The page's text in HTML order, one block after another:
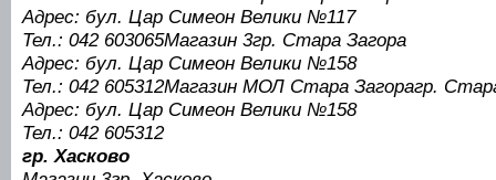
Адрес: бул. Цар Симеон Велики №117
Тел.: 042 603065Магазин 3гр. Стара Загора
Адрес: бул. Цар Симеон Велики №158
Тел.: 042 605312Магазин МОЛ Стара Загорагр.
Адрес: бул. Цар Симеон Велики №158
Тел.: 042 605312
гр. Хасково